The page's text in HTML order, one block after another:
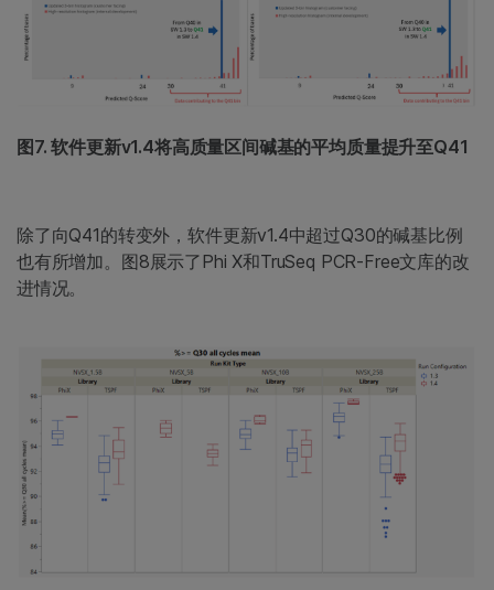
图7. 软件更新v1.4将高质量区间碱基的平均质量提升至Q41
除了向Q41的转变外，软件更新v1.4中超过Q30的碱基比例
也有所增加。图8展示了Phi X和TruSeq PCR-Free文库的改
进情况。